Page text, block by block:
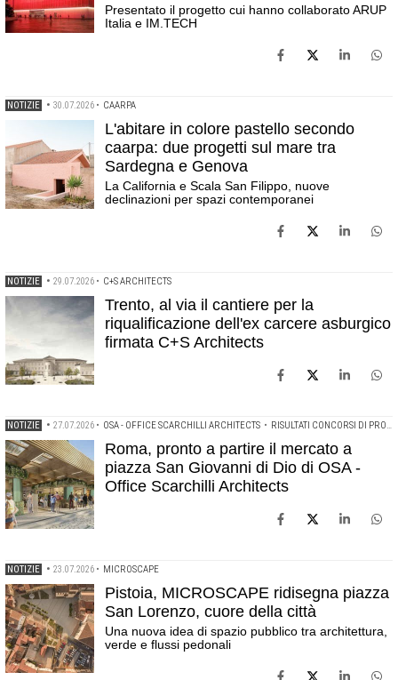
Presentato il progetto cui hanno collaborato ARUP
Italia e IM.TECH
NOTIZIE • 30.07.2026 • CAARPA
L'abitare in colore pastello secondo
caarpa: due progetti sul mare tra
Sardegna e Genova
La California e Scala San Filippo, nuove
declinazioni per spazi contemporanei
NOTIZIE • 29.07.2026 • C+S ARCHITECTS
Trento, al via il cantiere per la
riqualificazione dell'ex carcere asburgico
firmata C+S Architects
NOTIZIE • 27.07.2026 • OSA - OFFICE SCARCHILLI ARCHITECTS • RISULTATI CONCORSI DI PROGETTAZIONE
Roma, pronto a partire il mercato a
piazza San Giovanni di Dio di OSA -
Office Scarchilli Architects
NOTIZIE • 23.07.2026 • MICROSCAPE
Pistoia, MICROSCAPE ridisegna piazza
San Lorenzo, cuore della città
Una nuova idea di spazio pubblico tra architettura,
verde e flussi pedonali